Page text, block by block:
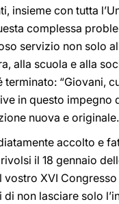
insieme con tutta
complessa
servizio non solo
alla scuola e alla
terminato: “Giovani,
in questo impegno
nuova e originale.
accolto e
il 18 gennaio
vostro XVI
non lasciare solo